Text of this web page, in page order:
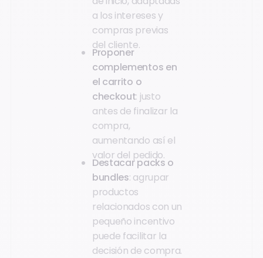
a los intereses y
compras previas
del cliente.
Proponer
complementos en
el carrito o
checkout: justo
antes de finalizar la
compra,
aumentando así el
valor del pedido.
Destacar packs o
bundles: agrupar
productos
relacionados con un
pequeño incentivo
puede facilitar la
decisión de compra.